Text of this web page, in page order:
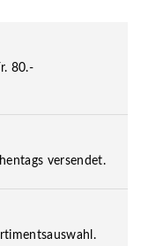
80.-
versendet.